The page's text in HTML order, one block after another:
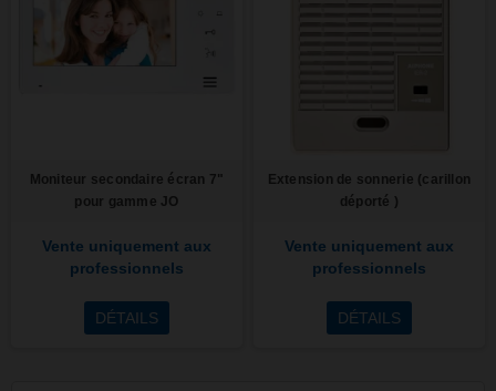
Moniteur secondaire écran 7"
pour gamme JO
Vente uniquement aux
professionnels
DÉTAILS
Extension de sonnerie (carillon
déporté )
Vente uniquement aux
professionnels
DÉTAILS